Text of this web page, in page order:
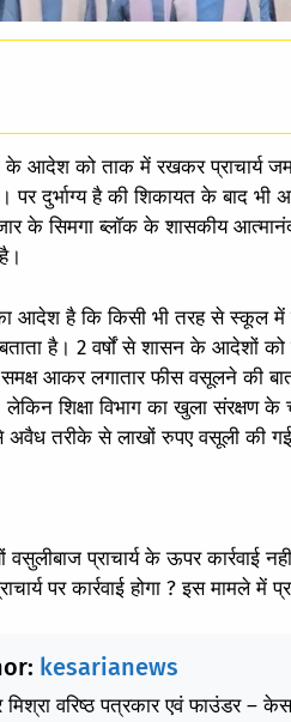
के आदेश को ताक में रखकर प्राचार्य
दुर्भाग्य है की शिकायत के बाद भी
के सिमगा ब्लॉक के शासकीय
आदेश है कि किसी भी तरह से स्कूल में
है। 2 वर्षों से शासन के आदेशों
आकर लगातार फीस वसूलने की
शिक्षा विभाग का खुला संरक्षण
अवैध तरीके से लाखों रुपए वसूली की
प्राचार्य के ऊपर कार्रवाई
पर कार्रवाई होगा ? इस मामले में
kesarianews
मिश्रा वरिष्ठ पत्रकार एवं फाउंडर –